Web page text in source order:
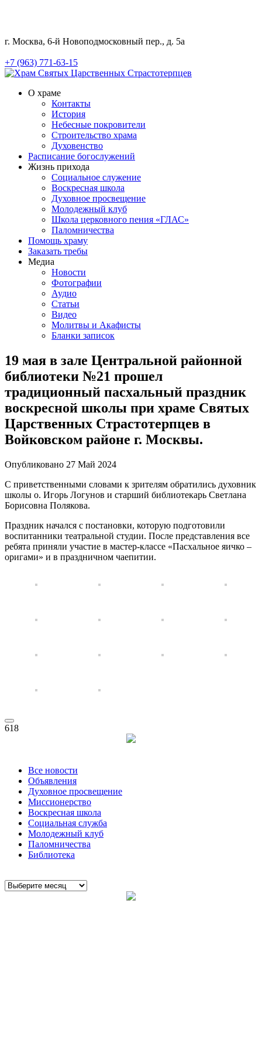
г. Москва, 6-й Новоподмосковный пер., д. 5а
+7 (963) 771-63-15
О храме
Контакты
История
Небесные покровители
Строительство храма
Духовенство
Расписание богослужений
Жизнь прихода
Социальное служение
Воскресная школа
Духовное просвещение
Молодежный клуб
Школа церковного пения «ГЛАС»
Паломничества
Помощь храму
Заказать требы
Медиа
Новости
Фотографии
Аудио
Статьи
Видео
Молитвы и Акафисты
Бланки записок
19 мая в зале Центральной районной
библиотеки №21 прошел
традиционный пасхальный праздник
воскресной школы при храме Cвятых
Царственных Страстотерпцев в
Войковском районе г. Москвы.
Опубликовано 27 Май 2024
С приветственными словами к зрителям обратились духовник
школы о. Игорь Логунов и старший библиотекарь Светлана
Борисовна Полякова.
Праздник начался с постановки, которую подготовили
воспитанники театральной студии. После представления все
ребята приняли участие в мастер-классе «Пасхальное яичко –
оригами» и в праздничном чаепитии.
618
Все новости
Объявления
Духовное просвещение
Миссионерство
Воскресная школа
Социальная служба
Молодежный клуб
Паломничества
Библиотека